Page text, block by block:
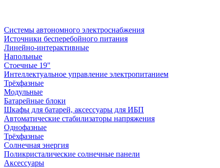
Системы автономного электроснабжения
Источники бесперебойного питания
Линейно-интерактивные
Напольные
Стоечные 19"
Интеллектуальное управление электропитанием
Трёхфазные
Модульные
Батарейные блоки
Шкафы для батарей, аксессуары для ИБП
Автоматические стабилизаторы напряжения
Однофазные
Трёхфазные
Солнечная энергия
Поликристалические солнечные панели
Аксессуары